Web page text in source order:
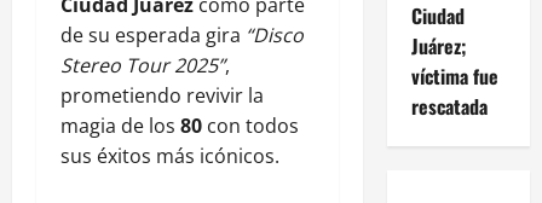
de su esperada gira “Disco
Stereo Tour 2025”,
prometiendo revivir la
magia de los 80 con todos
sus éxitos más icónicos.
Ciudad
Juárez;
víctima fue
rescatada